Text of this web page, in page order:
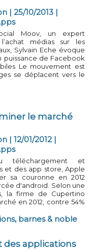
| 25/10/2013 |
Moov, un expert
médias sur les
Sylvain Eche évoque
puissance de Facebook
Le mouvement est
se déplacent vers le
le marché
| 12/01/2012 |
téléchargement et
et des app store, Apple
sa couronne en 2012
d'android. Selon une
la firme de Cupertino
en 2012, contre 54%
, barnes & noble
des applications